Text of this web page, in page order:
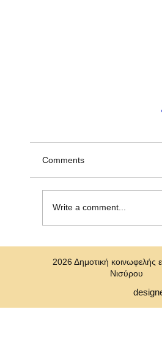
"Σύμβασης
Η Δημοτική
Comments
Write a comment...
2026 Δημοτική κοινωφελής
Νισύρου